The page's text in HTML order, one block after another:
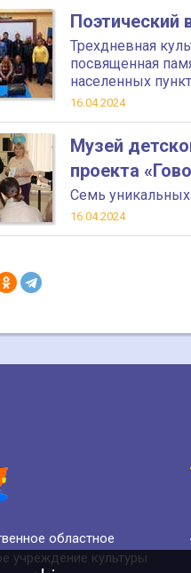
Поэтический
Трехдневная
посвященная
населенных
16.04.2024
Музей
проекта
Семь
16.04.2024
областное
учреждение культуры